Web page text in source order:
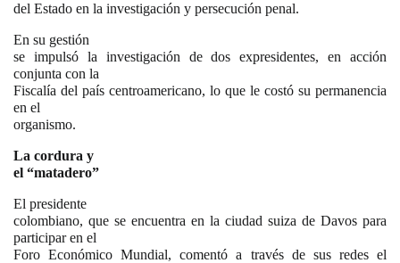
del Estado en la investigación y persecución penal.
En su gestión
se impulsó la investigación de dos expresidentes, en acción
conjunta con la
Fiscalía del país centroamericano, lo que le costó su permanencia
en el
organismo.
La cordura y
el “matadero”
El presidente
colombiano, que se encuentra en la ciudad suiza de Davos para
participar en el
Foro Económico Mundial, comentó a través de sus redes el